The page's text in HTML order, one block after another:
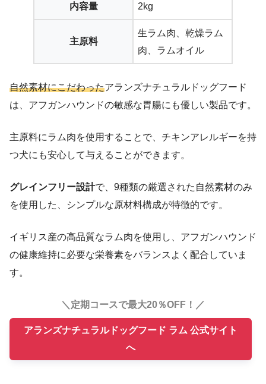
内容量 2kg
主原料
生ラム肉、乾燥ラム
肉、ラムオイル
自然素材にこだわったアランズナチュラルドッグフード
は、アフガンハウンドの敏感な胃腸にも優しい製品です。
主原料にラム肉を使用することで、チキンアレルギーを持
つ犬にも安心して与えることができます。
グレインフリー設計で、9種類の厳選された自然素材のみ
を使用した、シンプルな原材料構成が特徴的です。
イギリス産の高品質なラム肉を使用し、アフガンハウンド
の健康維持に必要な栄養素をバランスよく配合していま
す。
＼定期コースで最大20％OFF！／
アランズナチュラルドッグフード ラム 公式サイト
へ